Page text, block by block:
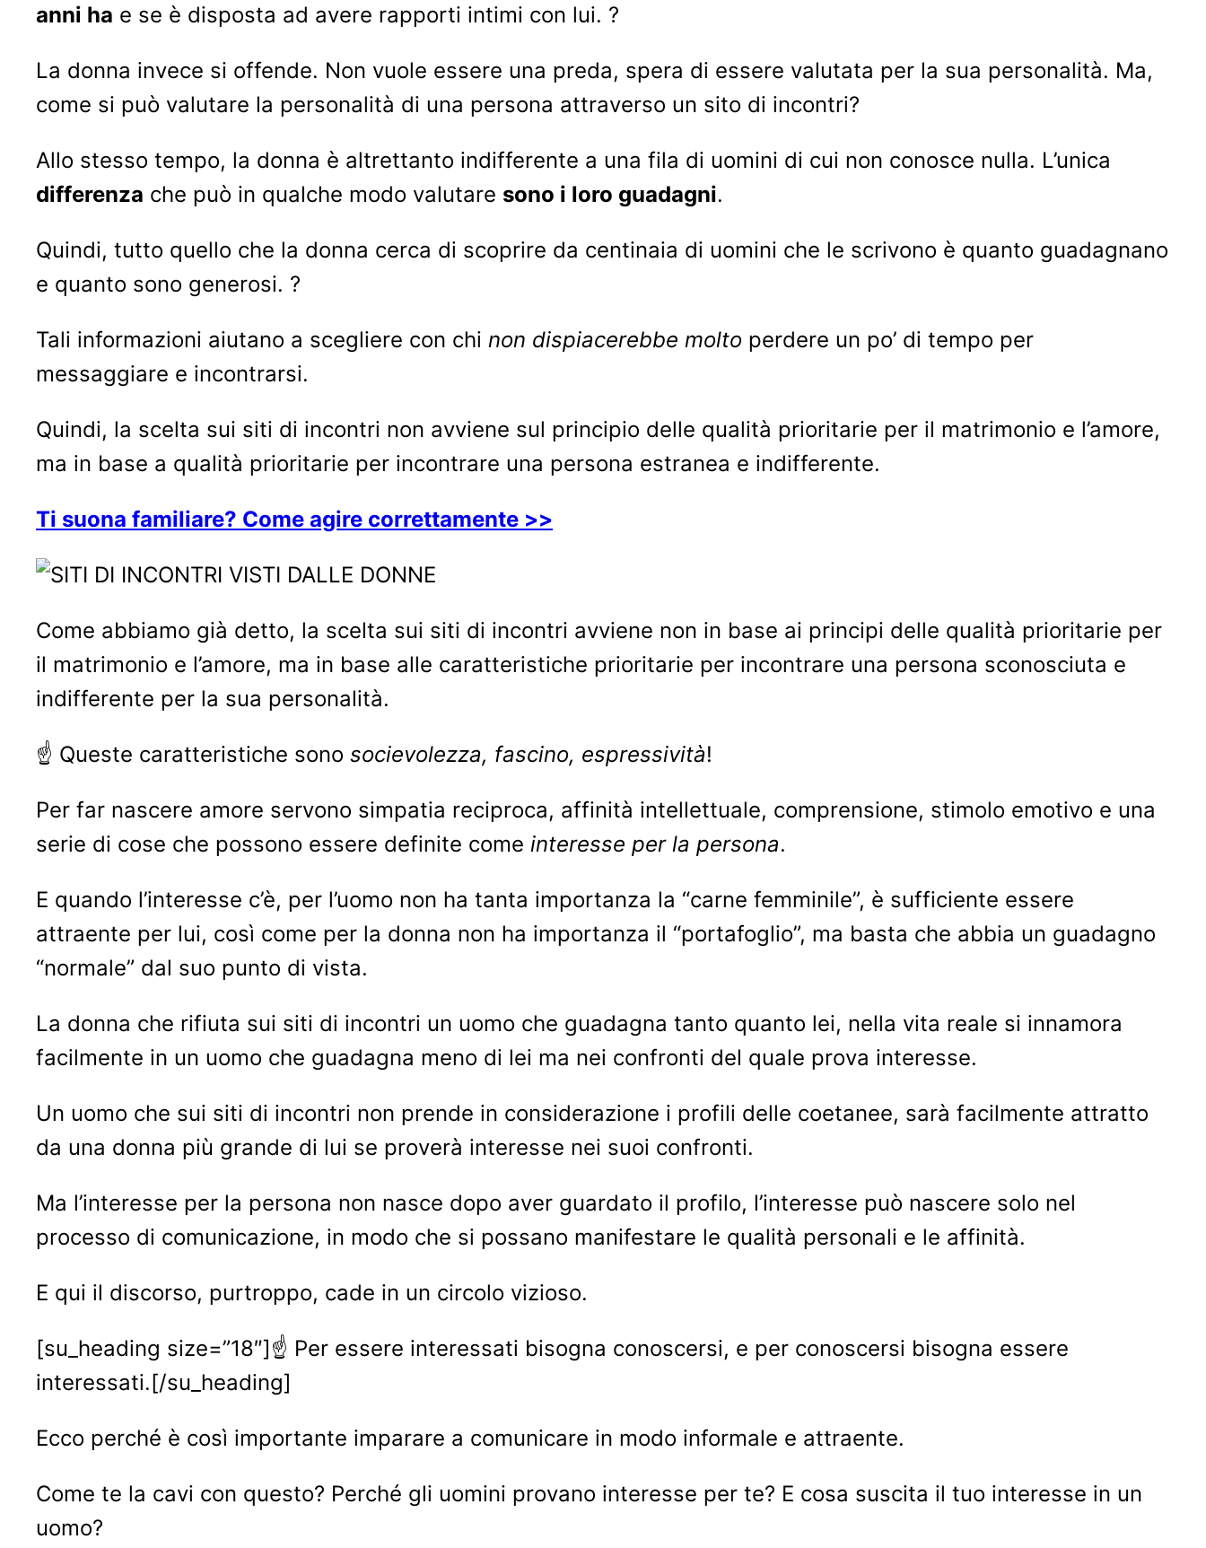
anni ha e se è disposta ad avere rapporti intimi con lui. ?
La donna invece si offende. Non vuole essere una preda, spera di essere valutata per la sua personalità. Ma,
come si può valutare la personalità di una persona attraverso un sito di incontri?
Allo stesso tempo, la donna è altrettanto indifferente a una fila di uomini di cui non conosce nulla. L’unica
differenza che può in qualche modo valutare sono i loro guadagni.
Quindi, tutto quello che la donna cerca di scoprire da centinaia di uomini che le scrivono è quanto guadagnano
e quanto sono generosi. ?
Tali informazioni aiutano a scegliere con chi non dispiacerebbe molto perdere un po’ di tempo per
messaggiare e incontrarsi.
Quindi, la scelta sui siti di incontri non avviene sul principio delle qualità prioritarie per il matrimonio e l’amore,
ma in base a qualità prioritarie per incontrare una persona estranea e indifferente.
Ti suona familiare? Come agire correttamente >>
Come abbiamo già detto, la scelta sui siti di incontri avviene non in base ai principi delle qualità prioritarie per
il matrimonio e l’amore, ma in base alle caratteristiche prioritarie per incontrare una persona sconosciuta e
indifferente per la sua personalità.
☝ Queste caratteristiche sono socievolezza, fascino, espressività!
Per far nascere amore servono simpatia reciproca, affinità intellettuale, comprensione, stimolo emotivo e una
serie di cose che possono essere definite come interesse per la persona.
E quando l’interesse c’è, per l’uomo non ha tanta importanza la “carne femminile”, è sufficiente essere
attraente per lui, così come per la donna non ha importanza il “portafoglio”, ma basta che abbia un guadagno
“normale” dal suo punto di vista.
La donna che rifiuta sui siti di incontri un uomo che guadagna tanto quanto lei, nella vita reale si innamora
facilmente in un uomo che guadagna meno di lei ma nei confronti del quale prova interesse.
Un uomo che sui siti di incontri non prende in considerazione i profili delle coetanee, sarà facilmente attratto
da una donna più grande di lui se proverà interesse nei suoi confronti.
Ma l’interesse per la persona non nasce dopo aver guardato il profilo, l’interesse può nascere solo nel
processo di comunicazione, in modo che si possano manifestare le qualità personali e le affinità.
E qui il discorso, purtroppo, cade in un circolo vizioso.
[su_heading size=”18″]☝ Per essere interessati bisogna conoscersi, e per conoscersi bisogna essere
interessati.[/su_heading]
Ecco perché è così importante imparare a comunicare in modo informale e attraente.
Come te la cavi con questo? Perché gli uomini provano interesse per te? E cosa suscita il tuo interesse in un
uomo?